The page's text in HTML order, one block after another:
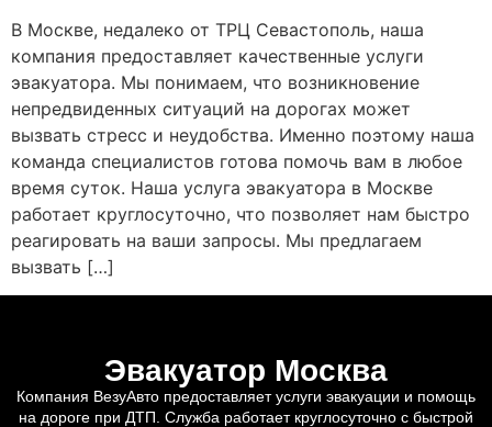
В Москве, недалеко от ТРЦ Севастополь, наша
компания предоставляет качественные услуги
эвакуатора. Мы понимаем, что возникновение
непредвиденных ситуаций на дорогах может
вызвать стресс и неудобства. Именно поэтому наша
команда специалистов готова помочь вам в любое
время суток. Наша услуга эвакуатора в Москве
работает круглосуточно, что позволяет нам быстро
реагировать на ваши запросы. Мы предлагаем
вызвать […]
Эвакуатор Москва
Компания ВезуАвто предоставляет услуги эвакуации и помощь
на дороге при ДТП. Служба работает круглосуточно с быстрой